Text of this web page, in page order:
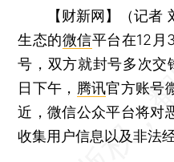
【财新网】（记者
生态的微信平台在12月
号，双方就封号多次交
日下午， 腾讯官方账号
近，微信公众平台将对
收集用户信息以及非法